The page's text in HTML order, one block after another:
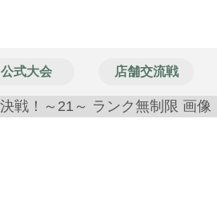
公式大会 店舗交流戦